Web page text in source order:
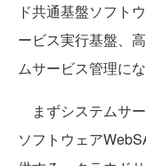
ド共通基盤ソフト
ービス実行基盤、
ムサービス管理にな
まずシステムサ
ソフトウェア